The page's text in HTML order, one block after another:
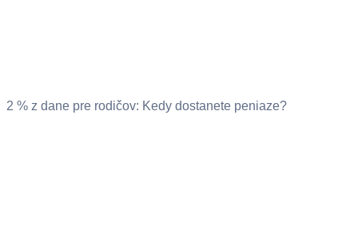
2 % z dane pre rodičov: Kedy dostanete peniaze?